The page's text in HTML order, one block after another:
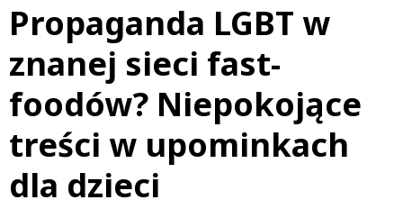
Propaganda LGBT w
znanej sieci fast-
foodów? Niepokojące
treści w upominkach
dla dzieci